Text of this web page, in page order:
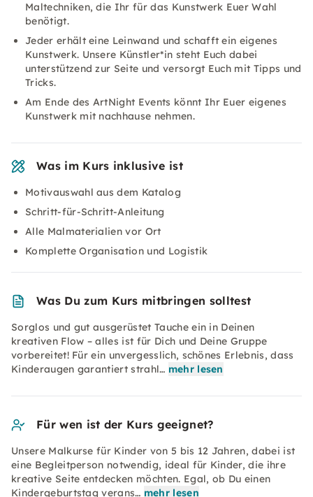
Maltechniken, die Ihr für das Kunstwerk Euer Wahl
benötigt.
Jeder erhält eine Leinwand und schafft ein eigenes
Kunstwerk. Unsere Künstler*in steht Euch dabei
unterstützend zur Seite und versorgt Euch mit Tipps und
Tricks.
Am Ende des ArtNight Events könnt Ihr Euer eigenes
Kunstwerk mit nachhause nehmen.
Was im Kurs inklusive ist
Motivauswahl aus dem Katalog
Schritt-für-Schritt-Anleitung
Alle Malmaterialien vor Ort
Komplette Organisation und Logistik
Was Du zum Kurs mitbringen solltest
Sorglos und gut ausgerüstet Tauche ein in Deinen
kreativen Flow – alles ist für Dich und Deine Gruppe
vorbereitet! Für ein unvergesslich, schönes Erlebnis, dass
Kinderaugen garantiert strahl… mehr lesen
Für wen ist der Kurs geeignet?
Unsere Malkurse für Kinder von 5 bis 12 Jahren, dabei ist
eine Begleitperson notwendig, ideal für Kinder, die ihre
kreative Seite entdecken möchten. Egal, ob Du einen
Kindergeburtstag verans… mehr lesen